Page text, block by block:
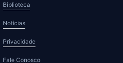
Biblioteca
Notícias
Privacidade
Fale Conosco